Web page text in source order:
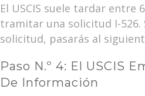
El USCIS suele tardar entre
tramitar una solicitud I-526.
solicitud, pasarás al
Paso N.º 4: El USCIS
De Información